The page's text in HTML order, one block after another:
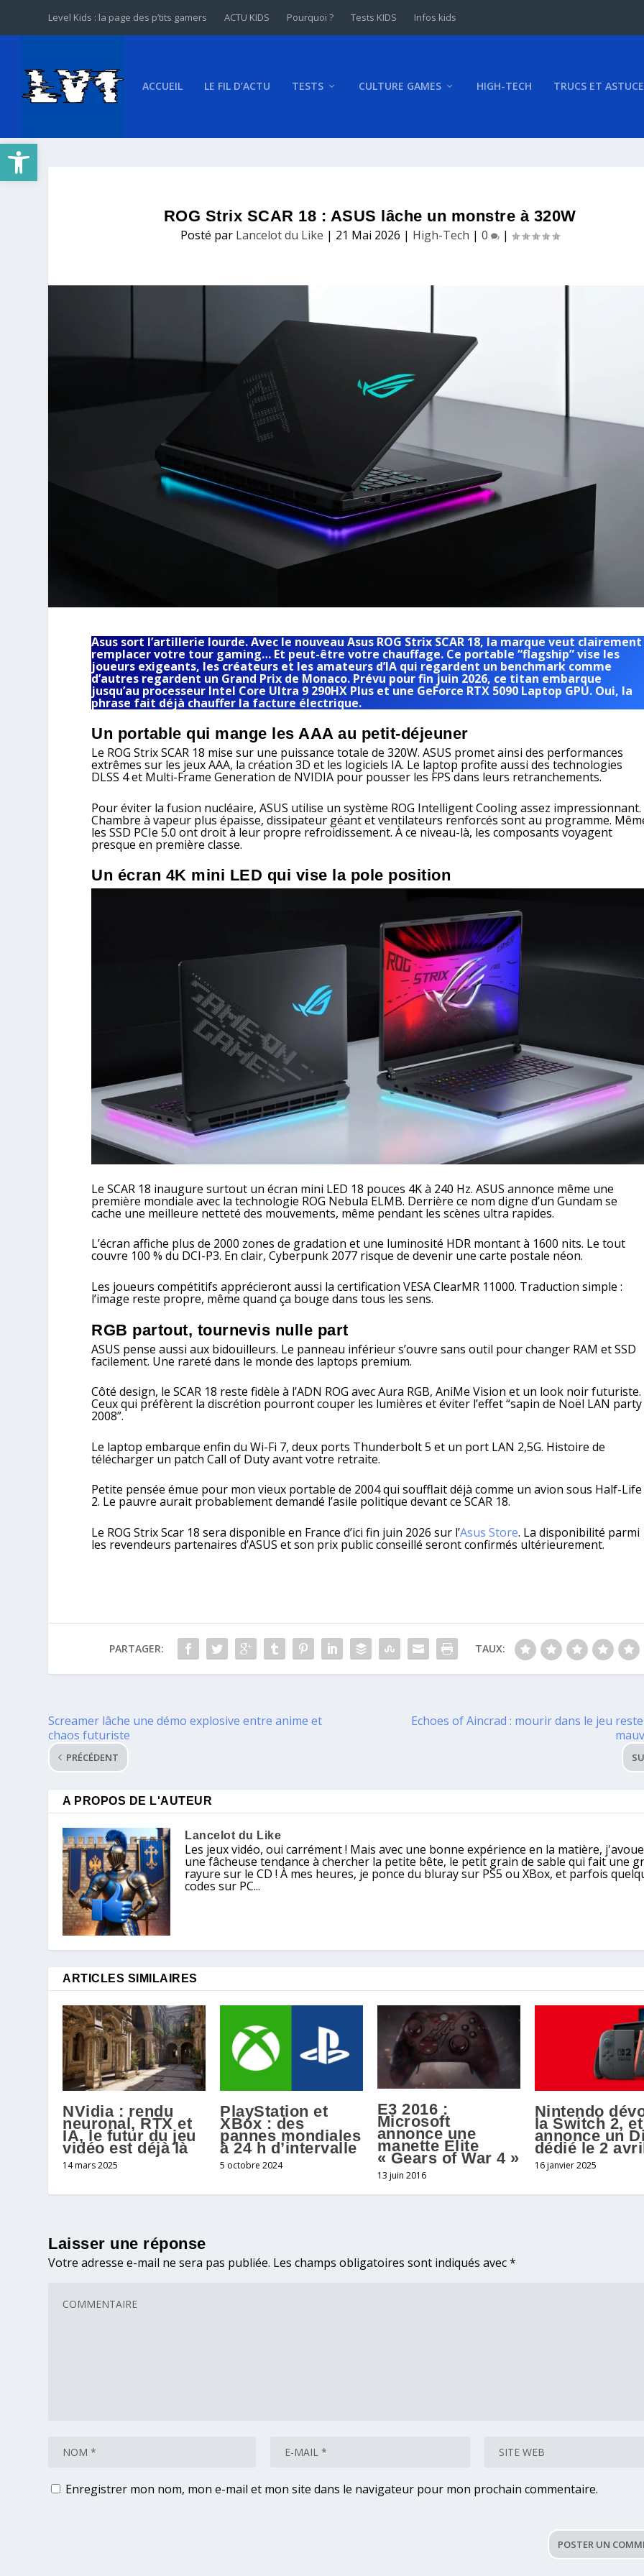
Ouvrir la barre d’outils
Level Kids : la page des p’tits gamers ACTU KIDS Pourquoi ? Tests KIDS Infos kids
ACCUEIL LE FIL D’ACTU TESTS CULTURE GAMES HIGH-TECH TRUCS ET
ROG Strix SCAR 18 : ASUS lâche un monstre à 320W
Posté par Lancelot du Like | 21 Mai 2026 | High-Tech |0 |
Asus sort l’artillerie lourde. Avec le nouveau Asus ROG Strix SCAR 18, la marque veut clairement
remplacer votre tour gaming… Et peut-être votre chauffage. Ce portable “flagship” vise les
joueurs exigeants, les créateurs et les amateurs d’IA qui regardent un benchmark comme
d’autres regardent un Grand Prix de Monaco. Prévu pour fin juin 2026, ce titan embarque
jusqu’au processeur Intel Core Ultra 9 290HX Plus et une GeForce RTX 5090 Laptop GPU. Oui, la
phrase fait déjà chauffer la facture électrique.
Un portable qui mange les AAA au petit-déjeuner
Le ROG Strix SCAR 18 mise sur une puissance totale de 320W. ASUS promet ainsi des performances
extrêmes sur les jeux AAA, la création 3D et les logiciels IA. Le laptop profite aussi des technologies
DLSS 4 et Multi-Frame Generation de NVIDIA pour pousser les FPS dans leurs retranchements.
Pour éviter la fusion nucléaire, ASUS utilise un système ROG Intelligent Cooling assez impressionnant.
Chambre à vapeur plus épaisse, dissipateur géant et ventilateurs renforcés sont au programme.
les SSD PCIe 5.0 ont droit à leur propre refroidissement. À ce niveau-là, les composants voyagent
presque en première classe.
Un écran 4K mini LED qui vise la pole position
Le SCAR 18 inaugure surtout un écran mini LED 18 pouces 4K à 240 Hz. ASUS annonce même une
première mondiale avec la technologie ROG Nebula ELMB. Derrière ce nom digne d’un Gundam se
cache une meilleure netteté des mouvements, même pendant les scènes ultra rapides.
L’écran affiche plus de 2000 zones de gradation et une luminosité HDR montant à 1600 nits. Le tout
couvre 100 % du DCI-P3. En clair, Cyberpunk 2077 risque de devenir une carte postale néon.
Les joueurs compétitifs apprécieront aussi la certification VESA ClearMR 11000. Traduction simple :
l’image reste propre, même quand ça bouge dans tous les sens.
RGB partout, tournevis nulle part
ASUS pense aussi aux bidouilleurs. Le panneau inférieur s’ouvre sans outil pour changer RAM et SSD
facilement. Une rareté dans le monde des laptops premium.
Côté design, le SCAR 18 reste fidèle à l’ADN ROG avec Aura RGB, AniMe Vision et un look noir futuriste.
Ceux qui préfèrent la discrétion pourront couper les lumières et éviter l’effet “sapin de Noël LAN party
2008”.
Le laptop embarque enfin du Wi-Fi 7, deux ports Thunderbolt 5 et un port LAN 2,5G. Histoire de
télécharger un patch Call of Duty avant votre retraite.
Petite pensée émue pour mon vieux portable de 2004 qui soufflait déjà comme un avion sous Half-Life
2. Le pauvre aurait probablement demandé l’asile politique devant ce SCAR 18.
Le ROG Strix Scar 18 sera disponible en France d’ici fin juin 2026 sur l’Asus Store. La disponibilité parmi
les revendeurs partenaires d’ASUS et son prix public conseillé seront confirmés ultérieurement.
PARTAGER: TAUX:
Screamer lâche une démo explosive entre anime et
chaos futuriste
PRÉCÉDENT
Echoes of Aincrad : mourir dans le jeu
A PROPOS DE L'AUTEUR
Lancelot du Like
Les jeux vidéo, oui carrément ! Mais avec une bonne expérience en la matière,
une fâcheuse tendance à chercher la petite bête, le petit grain de sable qui fait une
rayure sur le CD ! À mes heures, je ponce du bluray sur PS5 ou XBox, et parfois
codes sur PC...
ARTICLES SIMILAIRES
NVidia : rendu
neuronal, RTX et
IA, le futur du jeu
vidéo est déjà là
14 mars 2025
PlayStation et
XBox : des
pannes mondiales
à 24 h d’intervalle
5 octobre 2024
E3 2016 :
Microsoft
annonce une
manette Elite
« Gears of War 4 »
13 juin 2016
Nintendo
la Switch 2, et
annonce un
dédié le 2
16 janvier 2025
Laisser une réponse
Votre adresse e-mail ne sera pas publiée. Les champs obligatoires sont indiqués avec*
Enregistrer mon nom, mon e-mail et mon site dans le navigateur pour mon prochain commentaire.